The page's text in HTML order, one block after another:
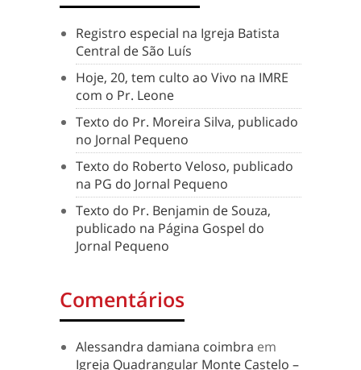
Registro especial na Igreja Batista
Central de São Luís
Hoje, 20, tem culto ao Vivo na IMRE
com o Pr. Leone
Texto do Pr. Moreira Silva, publicado
no Jornal Pequeno
Texto do Roberto Veloso, publicado
na PG do Jornal Pequeno
Texto do Pr. Benjamin de Souza,
publicado na Página Gospel do
Jornal Pequeno
Comentários
Alessandra damiana coimbra em
Igreja Quadrangular Monte Castelo –